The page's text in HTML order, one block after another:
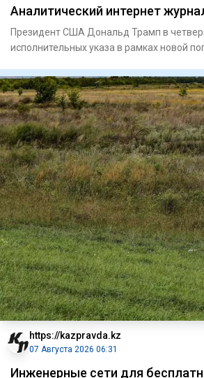
Аналитический интернет
Президент США Дональд Трамп в
исполнительных указа в рамках новой
https://kazpravda.kz
07 Августа 2026 06:31
Инженерные сети для